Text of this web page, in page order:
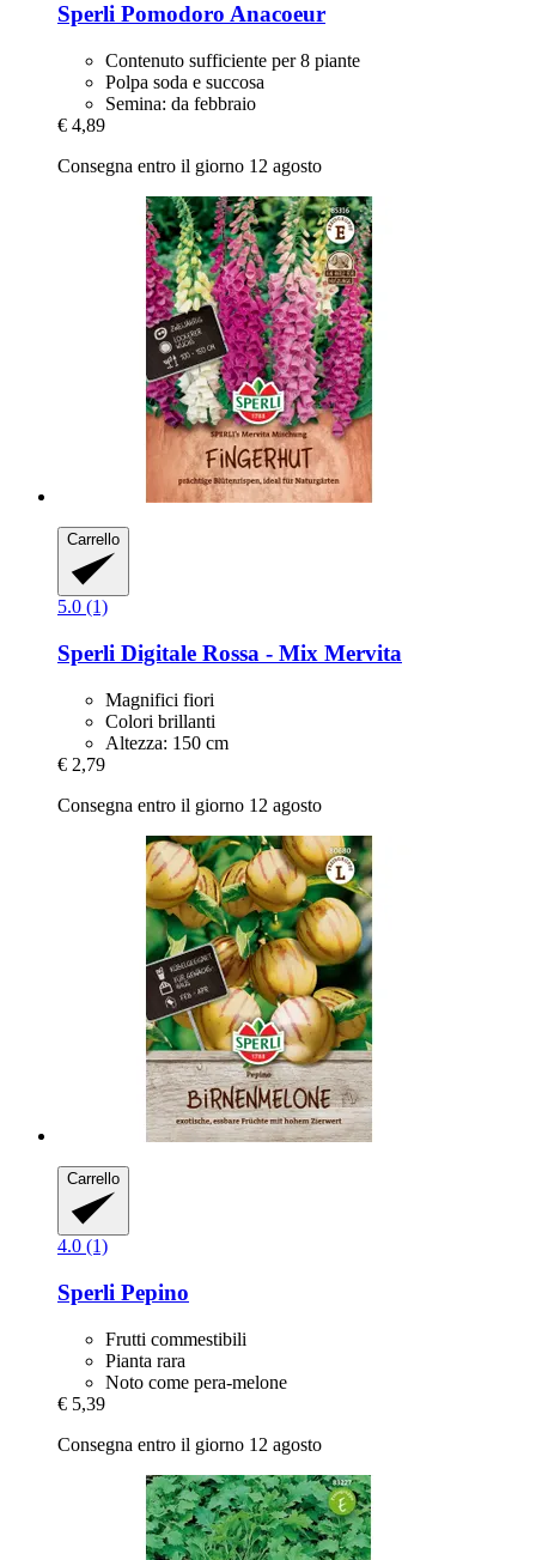
Sperli Pomodoro Anacoeur
Contenuto sufficiente per 8 piante
Polpa soda e succosa
Semina: da febbraio
€ 4,89
Consegna entro il giorno 12 agosto
Carrello
5.0 (1)
Sperli Digitale Rossa -​ Mix Mervita
Magnifici fiori
Colori brillanti
Altezza: 150 cm
€ 2,79
Consegna entro il giorno 12 agosto
Carrello
4.0 (1)
Sperli Pepino
Frutti commestibili
Pianta rara
Noto come pera-melone
€ 5,39
Consegna entro il giorno 12 agosto